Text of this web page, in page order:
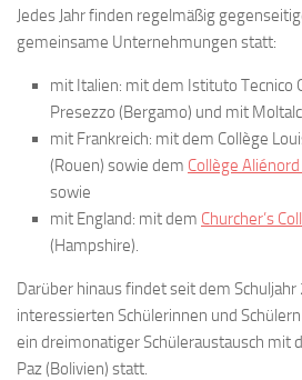
Jedes Jahr finden regelmäßig
gemeinsame Unternehmungen statt:
mit Italien: mit dem Istituto Tecnico
Presezzo (Bergamo) und mit
mit Frankreich: mit dem Collège
(Rouen) sowie dem Collège
sowie
mit England: mit dem Churcher’s
(Hampshire).
Darüber hinaus findet seit dem
interessierten Schülerinnen und
ein dreimonatiger Schüleraustausch mit
Paz (Bolivien) statt.